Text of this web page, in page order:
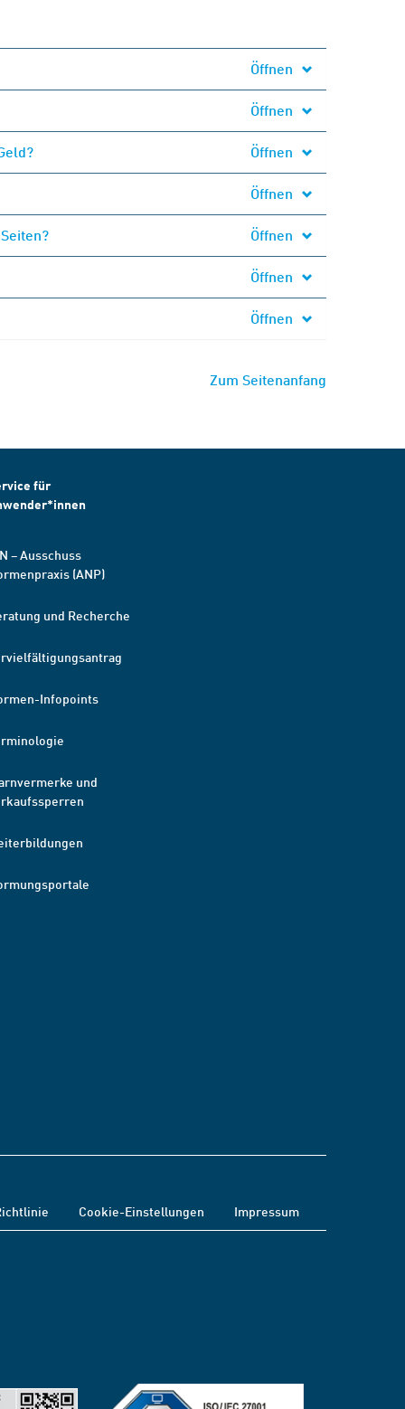
Öffnen
Öffnen
Öffnen
Öffnen
Öffnen
Öffnen
Öffnen
Zum Seitenanfang
für
– Ausschuss
(ANP)
und Recherche
Infopoints
und
Cookie-Einstellungen Impressum